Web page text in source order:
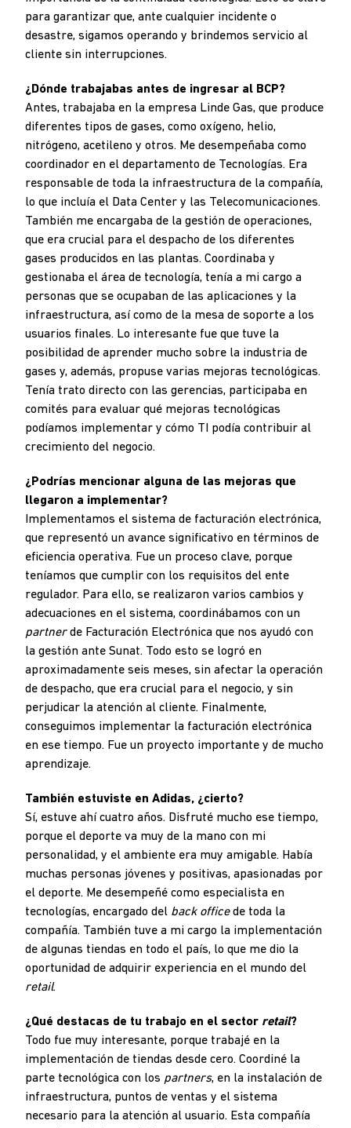
para garantizar que, ante cualquier incidente o
desastre, sigamos operando y brindemos servicio al
cliente sin interrupciones.
¿Dónde trabajabas antes de ingresar al BCP?
Antes, trabajaba en la empresa Linde Gas, que produce
diferentes tipos de gases, como oxígeno, helio,
nitrógeno, acetileno y otros. Me desempeñaba como
coordinador en el departamento de Tecnologías. Era
responsable de toda la infraestructura de la compañía,
lo que incluía el Data Center y las Telecomunicaciones.
También me encargaba de la gestión de operaciones,
que era crucial para el despacho de los diferentes
gases producidos en las plantas. Coordinaba y
gestionaba el área de tecnología, tenía a mi cargo a
personas que se ocupaban de las aplicaciones y la
infraestructura, así como de la mesa de soporte a los
usuarios finales. Lo interesante fue que tuve la
posibilidad de aprender mucho sobre la industria de
gases y, además, propuse varias mejoras tecnológicas.
Tenía trato directo con las gerencias, participaba en
comités para evaluar qué mejoras tecnológicas
podíamos implementar y cómo TI podía contribuir al
crecimiento del negocio.
¿Podrías mencionar alguna de las mejoras que
llegaron a implementar?
Implementamos el sistema de facturación electrónica,
que representó un avance significativo en términos de
eficiencia operativa. Fue un proceso clave, porque
teníamos que cumplir con los requisitos del ente
regulador. Para ello, se realizaron varios cambios y
adecuaciones en el sistema, coordinábamos con un
partnerde Facturación Electrónica que nos ayudó con
la gestión ante Sunat. Todo esto se logró en
aproximadamente seis meses, sin afectar la operación
de despacho, que era crucial para el negocio, y sin
perjudicar la atención al cliente. Finalmente,
conseguimos implementar la facturación electrónica
en ese tiempo. Fue un proyecto importante y de mucho
aprendizaje.
También estuviste en Adidas, ¿cierto?
Sí, estuve ahí cuatro años. Disfruté mucho ese tiempo,
porque el deporte va muy de la mano con mi
personalidad, y el ambiente era muy amigable. Había
muchas personas jóvenes y positivas, apasionadas por
el deporte. Me desempeñé como especialista en
tecnologías, encargado del back officede toda la
compañía. También tuve a mi cargo la implementación
de algunas tiendas en todo el país, lo que me dio la
oportunidad de adquirir experiencia en el mundo del
retail.
¿Qué destacas de tu trabajo en el sector retail?
Todo fue muy interesante, porque trabajé en la
implementación de tiendas desde cero. Coordiné la
parte tecnológica con los partners, en la instalación de
infraestructura, puntos de ventas y el sistema
necesario para la atención al usuario. Esta compañía